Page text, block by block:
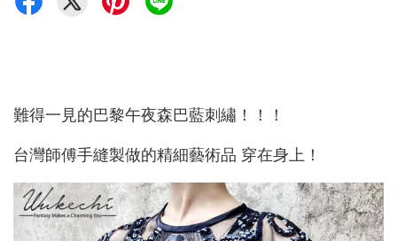
難得一見的巴黎午夜森巴藍刺繡！！！
台灣師傅手縫製做的精細藝術品 穿在身上！